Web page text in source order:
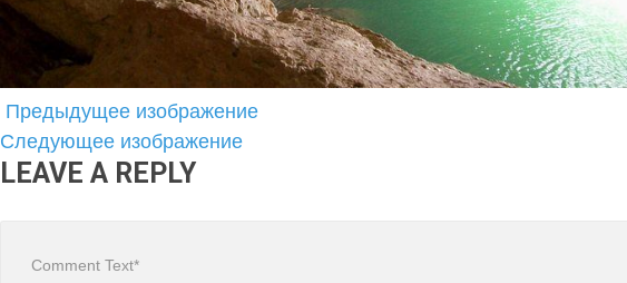
Предыдущее изображение
Следующее изображение
LEAVE A REPLY